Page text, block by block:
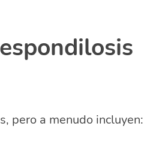
pero a menudo incluyen: